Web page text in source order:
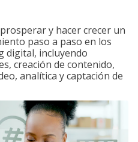
y hacer crecer un
paso a paso en los
digital, incluyendo
creación de contenido,
analítica y captación de